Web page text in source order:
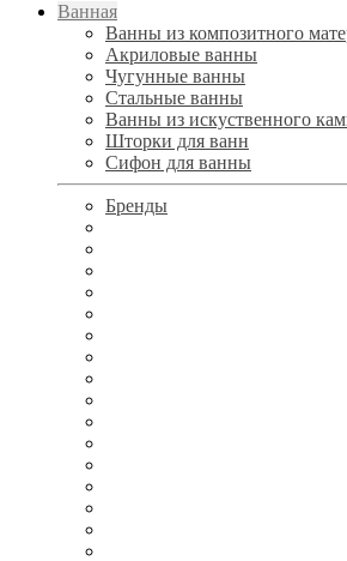
Ванная
Ванны из композитного
Акриловые ванны
Чугунные ванны
Стальные ванны
Ванны из искуственного
Шторки для ванн
Сифон для ванны
Бренды